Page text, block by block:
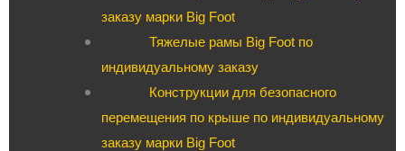
заказу марки Big Foot
Тяжелые рамы Big Foot по
индивидуальному заказу
Конструкции для безопасного
перемещения по крыше по индивидуальному
заказу марки Big Foot